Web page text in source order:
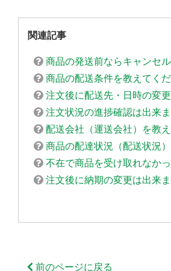
関連記事
商品の発送前ならキャンセ
商品の配送条件を教えてくだ
注文後に配送先・日時の変
注文状況の進捗確認は出来
配送会社（運送会社）を教え
商品の配達状況（配送状況
不在で商品を受け取れなか
注文後に納期の変更は出来
前のページに戻る